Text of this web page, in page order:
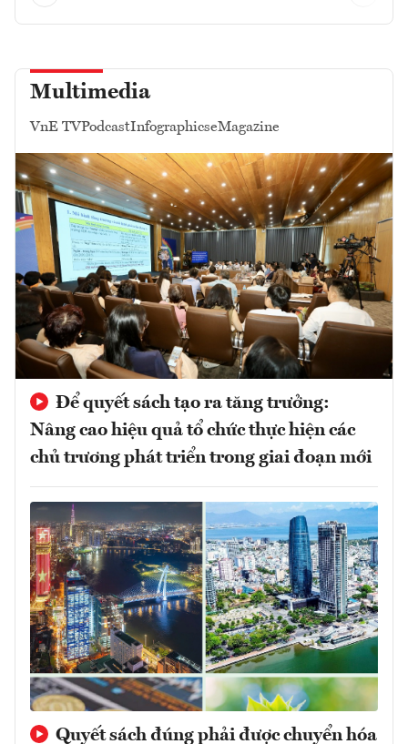
Multimedia
VnE TVPodcastInfographicseMagazine
Để quyết sách tạo ra tăng trưởng:
Nâng cao hiệu quả tổ chức thực hiện các
chủ trương phát triển trong giai đoạn mới
Quyết sách đúng phải được chuyển hóa